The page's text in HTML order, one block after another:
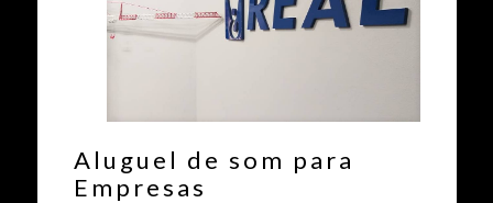
Aluguel de som para
Empresas